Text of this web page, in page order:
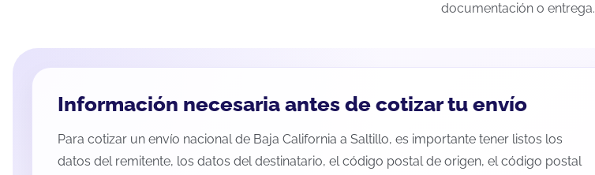
documentación o entrega.
Información necesaria antes de cotizar tu envío
Para cotizar un envío nacional de Baja California a Saltillo, es importante tener listos los
datos del remitente, los datos del destinatario, el código postal de origen, el código postal